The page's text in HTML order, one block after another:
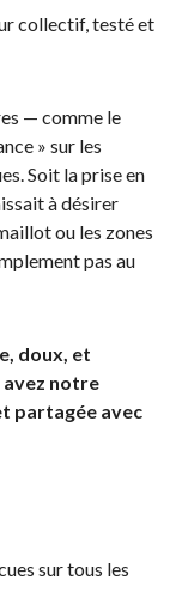
collectif, testé et
— comme le
» sur les
Soit la prise en
à désirer
ou les zones
pas au
doux, et
avez notre
partagée avec
sur tous les